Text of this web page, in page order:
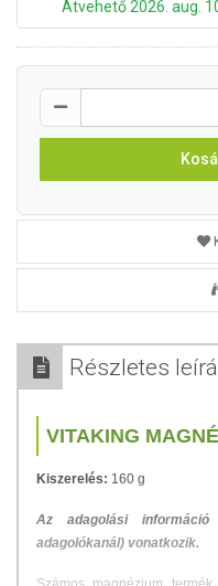
Átvehető 2026. aug.
Részletes
VITAKING
Kiszerelés: 160 g
Az adagolási
adagolókanál) vonatkozik.